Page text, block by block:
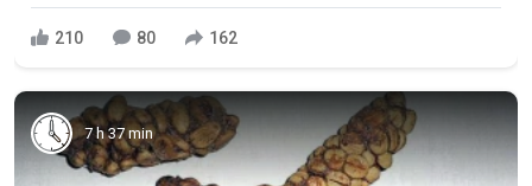
210 80 162
7 h 37 min